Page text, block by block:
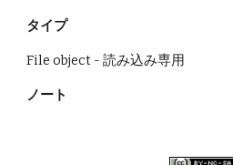
タイプ
File object - 読み込み専用
ノート